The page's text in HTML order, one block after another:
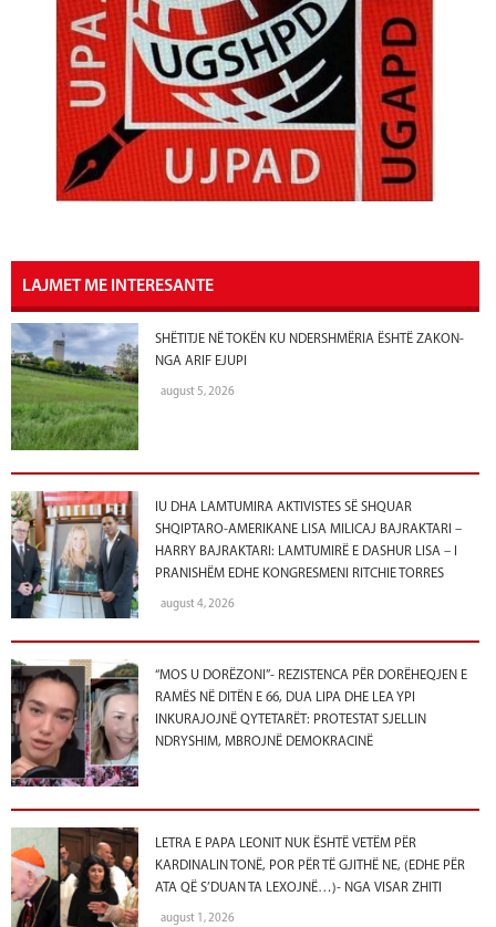
LAJMET ME INTERESANTE
SHËTITJE NË TOKËN KU NDERSHMËRIA ËSHTË ZAKON-
NGA ARIF EJUPI
august 5, 2026
IU DHA LAMTUMIRA AKTIVISTES SË SHQUAR
SHQIPTARO-AMERIKANE LISA MILICAJ BAJRAKTARI –
HARRY BAJRAKTARI: LAMTUMIRË E DASHUR LISA – I
PRANISHËM EDHE KONGRESMENI RITCHIE TORRES
august 4, 2026
“MOS U DORËZONI”- REZISTENCA PËR DORËHEQJEN E
RAMËS NË DITËN E 66, DUA LIPA DHE LEA YPI
INKURAJOJNË QYTETARËT: PROTESTAT SJELLIN
NDRYSHIM, MBROJNË DEMOKRACINË
LETRA E PAPA LEONIT NUK ËSHTË VETËM PËR
KARDINALIN TONË, POR PËR TË GJITHË NE, (EDHE PËR
ATA QË S’DUAN TA LEXOJNË…)- NGA VISAR ZHITI
august 1, 2026